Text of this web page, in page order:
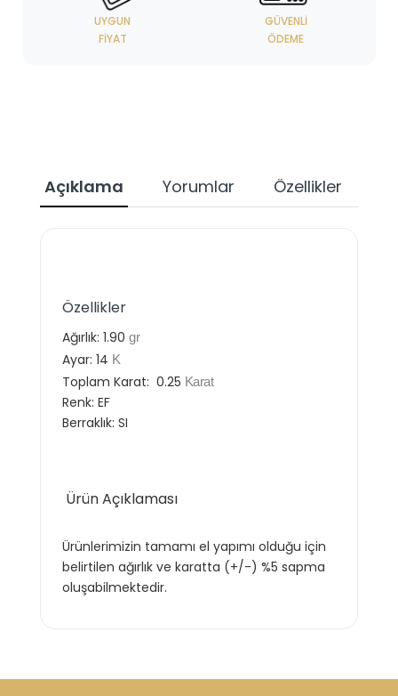
UYGUN
FIYAT
GÜVENLI
ÖDEME
Açıklama Yorumlar Özellikler
Özellikler
Ağırlık: 1.90 gr
Ayar: 14 K
Toplam Karat: 0.25 Karat
Renk: EF
Berraklık: SI
Ürün Açıklaması
Ürünlerimizin tamamı el yapımı olduğu için
belirtilen ağırlık ve karatta (+/-) %5 sapma
oluşabilmektedir.